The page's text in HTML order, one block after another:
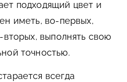
подходящий цвет и
иметь, во-первых,
выполнять свою
точностью.
всегда